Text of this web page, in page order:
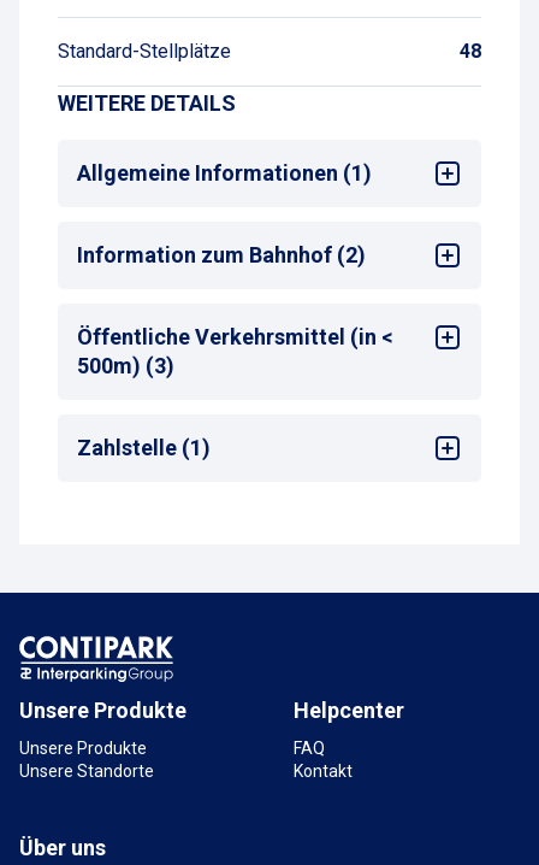
Standard-Stellplätze 48
WEITERE DETAILS
Allgemeine Informationen (1)
Max. Parkdauer : max. 2 Monate
Information zum Bahnhof (2)
Bahnhof
: Villingen (Schwarzw)
Entfernung zum nächsten Bahnhofseingang
50-99m
Öffentliche Verkehrsmittel (in <
500m) (3)
Bus-Haltestelle
Zug-Haltestelle
Zahlstelle (1)
Unsere Produkte
Unsere Produkte
Unsere Standorte
Helpcenter
FAQ
Kontakt
Über uns